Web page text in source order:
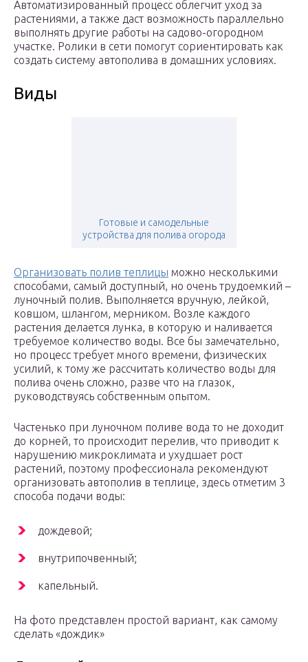
Автоматизированный процесс облегчит уход за
растениями, а также даст возможность параллельно
выполнять другие работы на садово-огородном
участке. Ролики в сети помогут сориентировать как
создать систему автополива в домашних условиях.
Виды
Готовые и самодельные
устройства для полива огорода
Организовать полив теплицы можно несколькими
способами, самый доступный, но очень трудоемкий –
луночный полив. Выполняется вручную, лейкой,
ковшом, шлангом, мерником. Возле каждого
растения делается лунка, в которую и наливается
требуемое количество воды. Все бы замечательно,
но процесс требует много времени, физических
усилий, к тому же рассчитать количество воды для
полива очень сложно, разве что на глазок,
руководствуясь собственным опытом.
Частенько при луночном поливе вода то не доходит
до корней, то происходит перелив, что приводит к
нарушению микроклимата и ухудшает рост
растений, поэтому профессионала рекомендуют
организовать автополив в теплице, здесь отметим 3
способа подачи воды:
дождевой;
внутрипочвенный;
капельный.
На фото представлен простой вариант, как самому
сделать «дождик»